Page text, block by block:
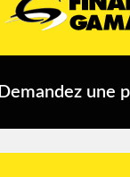
Demandez une